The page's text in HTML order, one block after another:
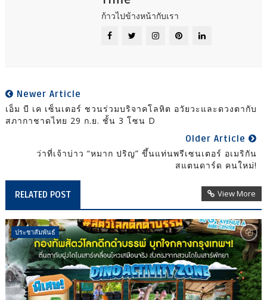
ก้าวไปข้างหน้ากับเรา
Newer Article
เอ็ม บี เค เซ็นเตอร์ ชวนร่วมบริจาคโลหิต อวัยวะและดวงตากับ
สภากาชาดไทย 29 ก.ย. ชั้น 3 โซน D
Older Article
ว่าที่เจ้าบ่าว “หมาก ปริญ” ขึ้นแท่นพรีเซนเตอร์ อเมริกัน
สแตนดาร์ด คนใหม่!
RELATED POST View More
ประชาสัมพันธ์